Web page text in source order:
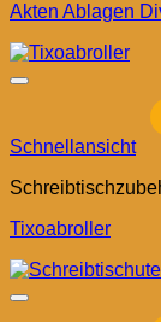
Akten Ablagen
Schnellansicht
Tixoabroller